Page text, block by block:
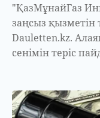
"ҚазМұнайГаз
заңсыз қызметін
Dauletten.kz.
сенімін теріс